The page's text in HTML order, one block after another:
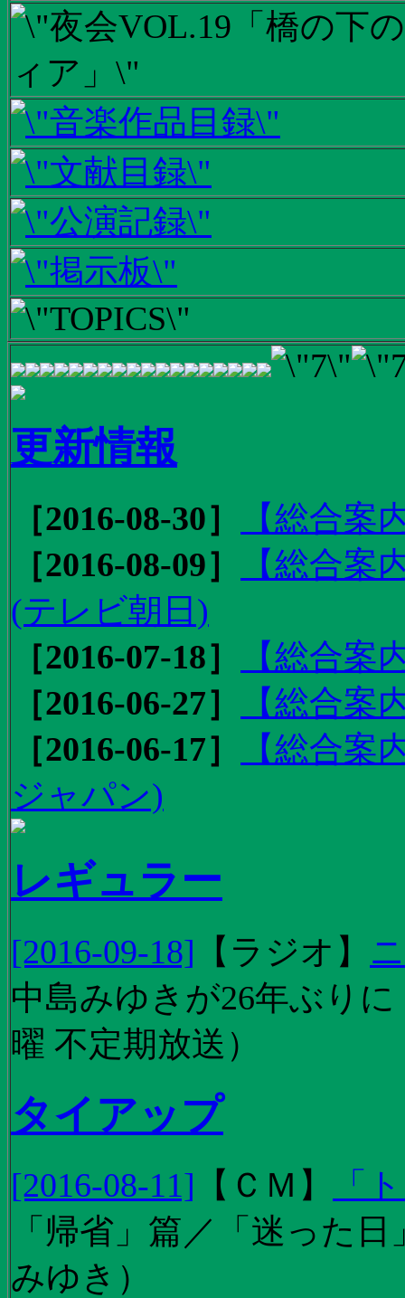
更新情報
［2016-08-30］
【総合
［2016-08-09］
【総合
(テレビ朝日)
［2016-07-18］
【総合案
［2016-06-27］
【総合案
［2016-06-17］
【総合
ジャパン)
レギュラー
[2016-09-18] 【 ラジオ 】
中島みゆきが26年ぶり
曜 不定期放送）
タイアップ
[2016-08-11] 【 ＣＭ 】
「
「帰省」篇／「迷った
みゆき）